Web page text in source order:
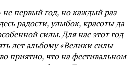
первый год, но каждый раз
радости, улыбок, красоты да
силы. Для нас этот год
лет альбому «Велики силы
приятно, что на фестивальном